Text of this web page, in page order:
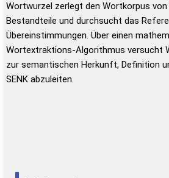
Wortwurzel zerlegt den Wortkorpus von
Bestandteile und durchsucht das
Übereinstimmungen. Über einen
Wortextraktions-Algorithmus versucht
zur semantischen Herkunft, Definition
SENK abzuleiten.